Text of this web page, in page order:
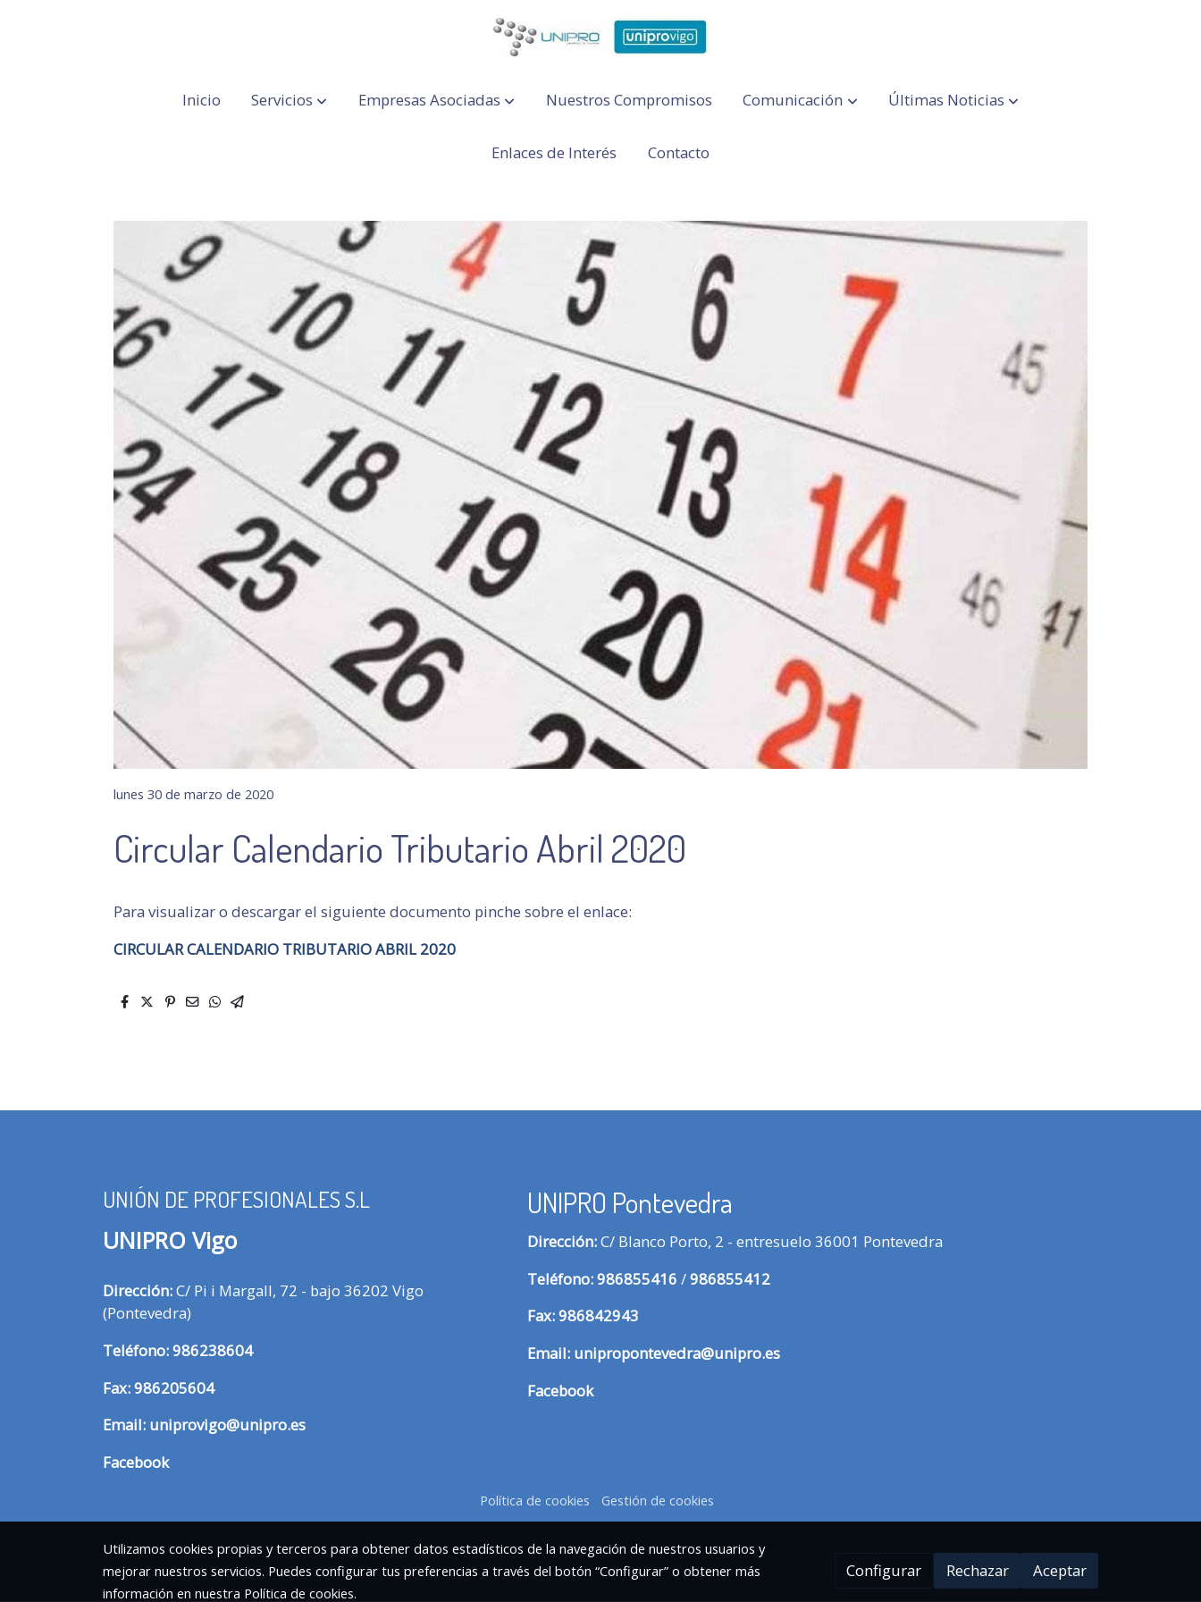
Inicio Servicios Empresas Asociadas Nuestros Compromisos Comunicación Últimas Noticias
Enlaces de Interés Contacto
lunes 30 de marzo de 2020
Circular Calendario Tributario Abril 2020
Para visualizar o descargar el siguiente documento pinche sobre el enlace:
CIRCULAR CALENDARIO TRIBUTARIO ABRIL 2020
UNIÓN DE PROFESIONALES S.L
UNIPRO Vigo
Dirección:C/ Pi i Margall, 72 - bajo 36202 Vigo
(Pontevedra)
Teléfono:986238604
Fax:986205604
Email: uniprovigo@unipro.es
Facebook
UNIPRO Pontevedra
Dirección:C/ Blanco Porto, 2 - entresuelo 36001 Pontevedra
Teléfono:986855416 /986855412
Fax:986842943
Email: unipropontevedra@unipro.es
Facebook
Política de cookies Gestión de cookies
Utilizamos cookies propias y terceros para obtener datos estadísticos de la navegación de nuestros usuarios y
mejorar nuestros servicios. Puedes configurar tus preferencias a través del botón “Configurar” o obtener más
información en nuestra Política de cookies.
Configurar Rechazar Aceptar